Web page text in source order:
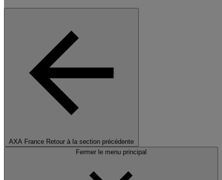
AXA France Retour à la section précédente
Fermer le menu principal